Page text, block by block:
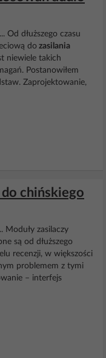
Od dłuższego czasu
do zasilania
niewiele takich
Postanowiłem
Zaprojektowanie,
chińskiego
Moduły zasilaczy
są od dłuższego
recenzji, w większości
problemem z tymi
– interfejs